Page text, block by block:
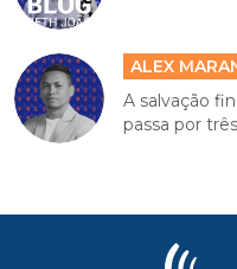
ALEX
A salvação
passa por